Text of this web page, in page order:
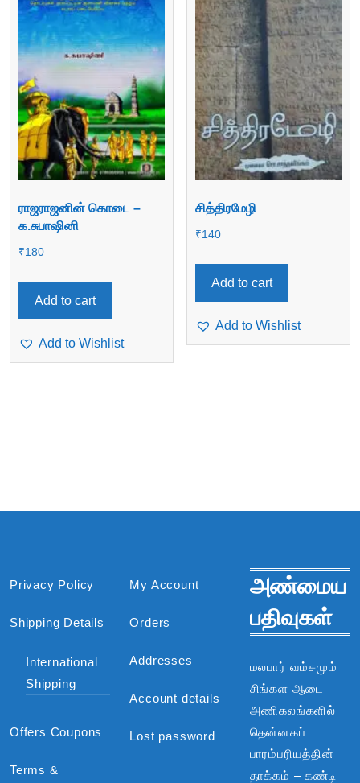
ராஜராஜனின் கொடை –
க.சுபாஷினி
₹180
Add to cart
Add to Wishlist
சித்திரமேழி
₹140
Add to cart
Add to Wishlist
Privacy Policy
Shipping Details
International
Shipping
Offers Coupons
Terms &
My Account
Orders
Addresses
Account details
Lost password
அண்மைய
பதிவுகள்
மலபார் வம்சமும்
சிங்கள ஆடை
அணிகலங்களில்
தென்னகப்
பாரம்பரியத்தின்
தாக்கம் – கண்டி